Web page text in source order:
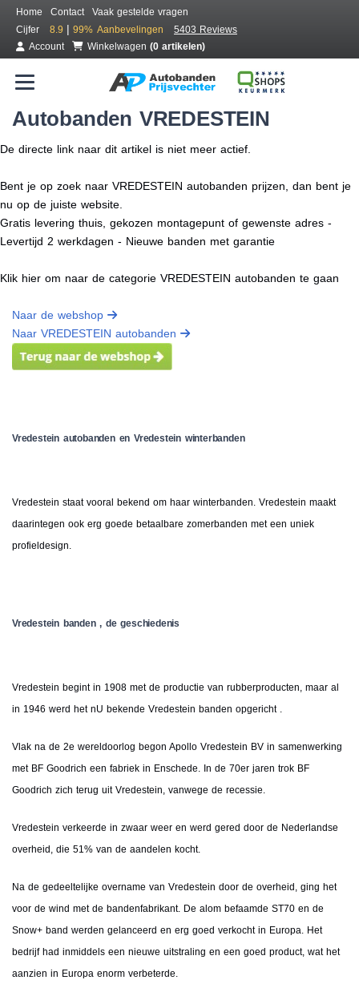
Home Contact
Vaak gestelde vragen
Cijfer
8.9 | 99% Aanbevelingen
5403 Reviews
Account
Winkelwagen (0 artikelen)
Autobanden VREDESTEIN
De directe link naar dit artikel is niet meer actief.
Bent je op zoek naar VREDESTEIN autobanden prijzen, dan bent je
nu op de juiste website.
Gratis levering thuis, gekozen montagepunt of gewenste adres -
Levertijd 2 werkdagen - Nieuwe banden met garantie
Klik hier om naar de categorie VREDESTEIN autobanden te gaan
Naar de webshop
Naar VREDESTEIN autobanden
Vredestein autobanden en Vredestein winterbanden
Vredestein staat vooral bekend om haar winterbanden. Vredestein maakt
daarintegen ook erg goede betaalbare zomerbanden met een uniek
profieldesign.
Vredestein banden , de geschiedenis
Vredestein begint in 1908 met de productie van rubberproducten, maar al
in 1946 werd het nU bekende Vredestein banden opgericht .
Vlak na de 2e wereldoorlog begon Apollo Vredestein BV in samenwerking
met BF Goodrich een fabriek in Enschede. In de 70er jaren trok BF
Goodrich zich terug uit Vredestein, vanwege de recessie.
Vredestein verkeerde in zwaar weer en werd gered door de Nederlandse
overheid, die 51% van de aandelen kocht.
Na de gedeeltelijke overname van Vredestein door de overheid, ging het
voor de wind met de bandenfabrikant. De alom befaamde ST70 en de
Snow+ band werden gelanceerd en erg goed verkocht in Europa. Het
bedrijf had inmiddels een nieuwe uitstraling en een goed product, wat het
aanzien in Europa enorm verbeterde.